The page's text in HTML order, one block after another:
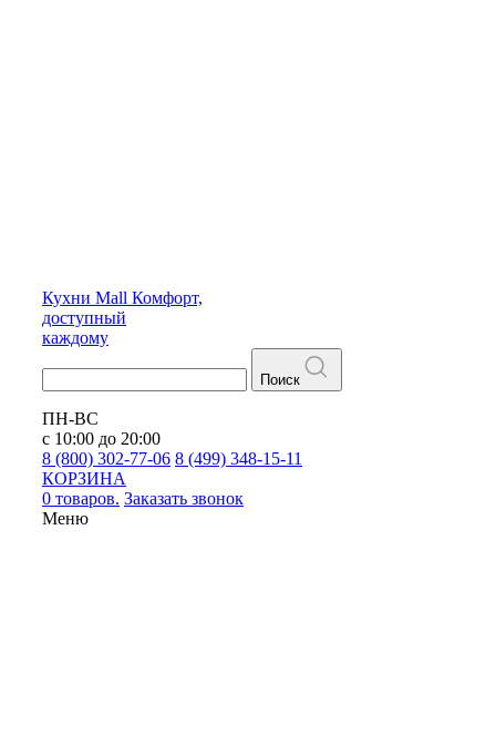
Кухни Mall Комфорт,
доступный
каждому
Поиск
ПН-ВС
с 10:00 до 20:00
8 (800) 302-77-06 8 (499) 348-15-11
КОРЗИНА
0 товаров. Заказать звонок
Меню